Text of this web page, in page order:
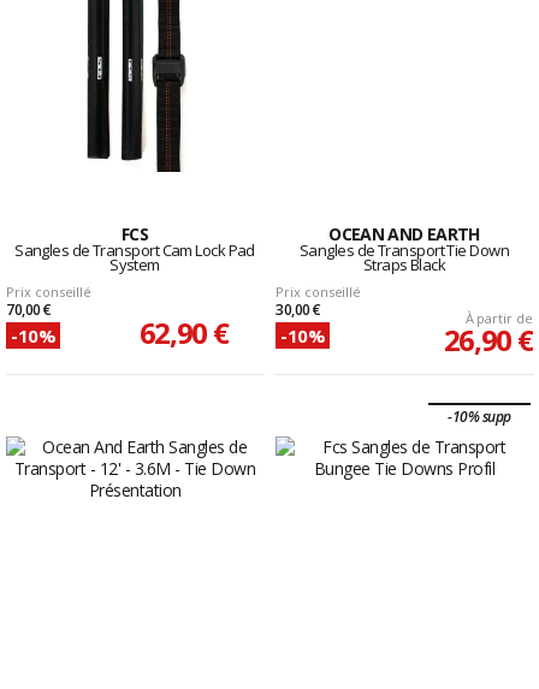
FCS
Sangles de Transport Cam Lock Pad
System
Prix conseillé
70,00 €
-10% 62,90 €
OCEAN AND EARTH
Sangles de Transport Tie Down
Straps Black
Prix conseillé
30,00 €
-10%
À partir de
26,90 €
-10% supp